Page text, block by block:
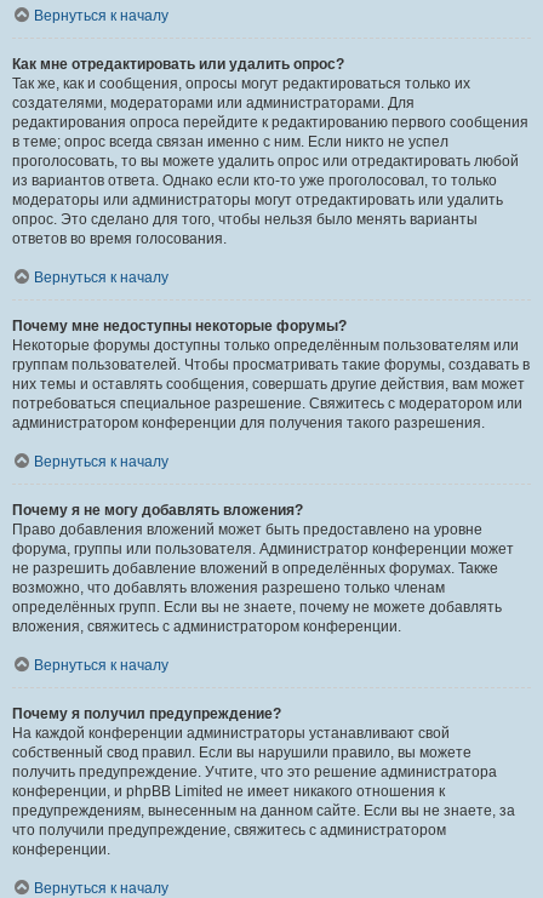
Вернуться к началу
Как мне отредактировать или удалить опрос?
Так же, как и сообщения, опросы могут редактироваться только их
создателями, модераторами или администраторами. Для
редактирования опроса перейдите к редактированию первого сообщения
в теме; опрос всегда связан именно с ним. Если никто не успел
проголосовать, то вы можете удалить опрос или отредактировать любой
из вариантов ответа. Однако если кто-то уже проголосовал, то только
модераторы или администраторы могут отредактировать или удалить
опрос. Это сделано для того, чтобы нельзя было менять варианты
ответов во время голосования.
Вернуться к началу
Почему мне недоступны некоторые форумы?
Некоторые форумы доступны только определённым пользователям или
группам пользователей. Чтобы просматривать такие форумы, создавать в
них темы и оставлять сообщения, совершать другие действия, вам может
потребоваться специальное разрешение. Свяжитесь с модератором или
администратором конференции для получения такого разрешения.
Вернуться к началу
Почему я не могу добавлять вложения?
Право добавления вложений может быть предоставлено на уровне
форума, группы или пользователя. Администратор конференции может
не разрешить добавление вложений в определённых форумах. Также
возможно, что добавлять вложения разрешено только членам
определённых групп. Если вы не знаете, почему не можете добавлять
вложения, свяжитесь с администратором конференции.
Вернуться к началу
Почему я получил предупреждение?
На каждой конференции администраторы устанавливают свой
собственный свод правил. Если вы нарушили правило, вы можете
получить предупреждение. Учтите, что это решение администратора
конференции, и phpBB Limited не имеет никакого отношения к
предупреждениям, вынесенным на данном сайте. Если вы не знаете, за
что получили предупреждение, свяжитесь с администратором
конференции.
Вернуться к началу